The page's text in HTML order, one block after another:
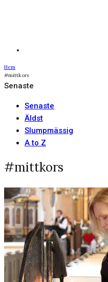
Hem
#mittkors
Senaste
Senaste
Äldst
Slumpmässig
A to Z
#mittkors